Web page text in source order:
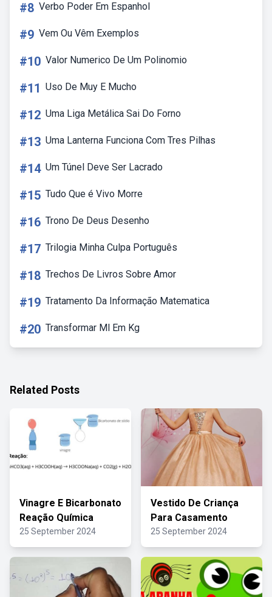
#8 Verbo Poder Em Espanhol
#9 Vem Ou Vêm Exemplos
#10 Valor Numerico De Um Polinomio
#11 Uso De Muy E Mucho
#12 Uma Liga Metálica Sai Do Forno
#13 Uma Lanterna Funciona Com Tres Pilhas
#14 Um Túnel Deve Ser Lacrado
#15 Tudo Que é Vivo Morre
#16 Trono De Deus Desenho
#17 Trilogia Minha Culpa Português
#18 Trechos De Livros Sobre Amor
#19 Tratamento Da Informação Matematica
#20 Transformar Ml Em Kg
Related Posts
Vinagre E Bicarbonato
Reação Química
25 September 2024
Vestido De Criança
Para Casamento
25 September 2024